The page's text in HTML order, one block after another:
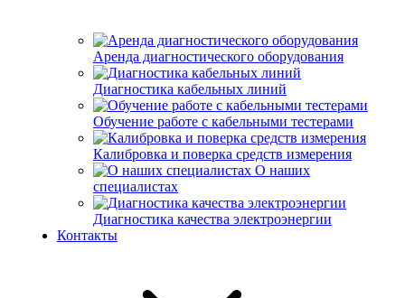
Аренда диагностического оборудования
Диагностика кабельных линий
Обучение работе с кабельными тестерами
Калибровка и поверка средств измерения
О наших
специалистах
Диагностика качества электроэнергии
Контакты